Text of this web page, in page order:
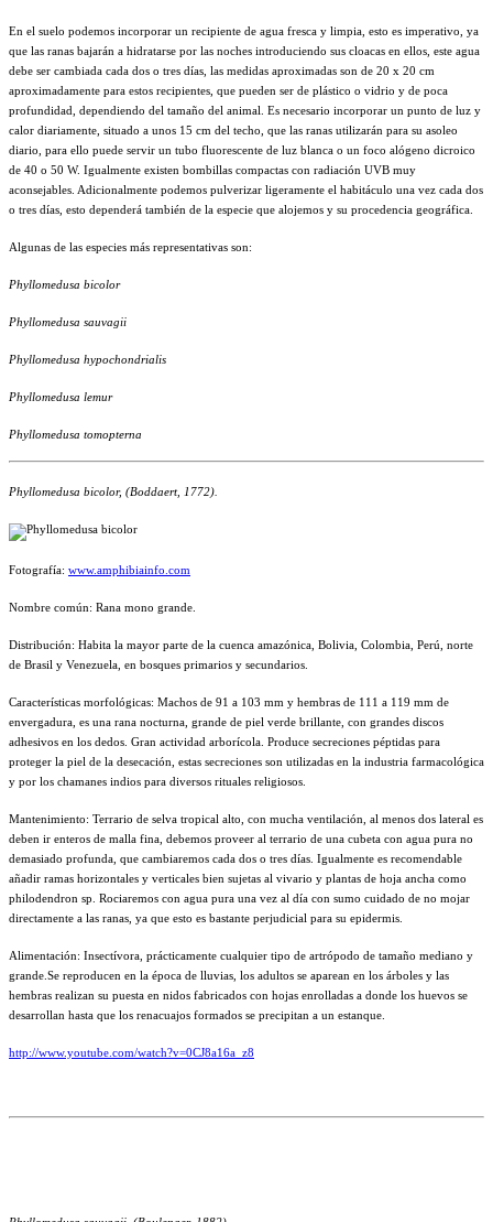
En el suelo podemos incorporar un recipiente de agua fresca y limpia, esto es imperativo, ya
que las ranas bajarán a hidratarse por las noches introduciendo sus cloacas en ellos, este agua
debe ser cambiada cada dos o tres días, las medidas aproximadas son de 20 x 20 cm
aproximadamente para estos recipientes, que pueden ser de plástico o vidrio y de poca
profundidad, dependiendo del tamaño del animal. Es necesario incorporar un punto de luz y
calor diariamente, situado a unos 15 cm del techo, que las ranas utilizarán para su asoleo
diario, para ello puede servir un tubo fluorescente de luz blanca o un foco alógeno dicroico
de 40 o 50 W. Igualmente existen bombillas compactas con radiación UVB muy
aconsejables. Adicionalmente podemos pulverizar ligeramente el habitáculo una vez cada dos
o tres días, esto dependerá también de la especie que alojemos y su procedencia geográfica.
Algunas de las especies más representativas son:
Phyllomedusa bicolor
Phyllomedusa sauvagii
Phyllomedusa hypochondrialis
Phyllomedusa lemur
Phyllomedusa tomopterna
Phyllomedusa bicolor, (Boddaert, 1772).
Fotografía: www.amphibiainfo.com
Nombre común: Rana mono grande.
Distribución: Habita la mayor parte de la cuenca amazónica, Bolivia, Colombia, Perú, norte
de Brasil y Venezuela, en bosques primarios y secundarios.
Características morfológicas: Machos de 91 a 103 mm y hembras de 111 a 119 mm de
envergadura, es una rana nocturna, grande de piel verde brillante, con grandes discos
adhesivos en los dedos. Gran actividad arborícola. Produce secreciones péptidas para
proteger la piel de la desecación, estas secreciones son utilizadas en la industria farmacológica
y por los chamanes indios para diversos rituales religiosos.
Mantenimiento: Terrario de selva tropical alto, con mucha ventilación, al menos dos lateral es
deben ir enteros de malla fina, debemos proveer al terrario de una cubeta con agua pura no
demasiado profunda, que cambiaremos cada dos o tres días. Igualmente es recomendable
añadir ramas horizontales y verticales bien sujetas al vivario y plantas de hoja ancha como
philodendron sp. Rociaremos con agua pura una vez al día con sumo cuidado de no mojar
directamente a las ranas, ya que esto es bastante perjudicial para su epidermis.
Alimentación: Insectívora, prácticamente cualquier tipo de artrópodo de tamaño mediano y
grande. Se reproducen en la época de lluvias, los adultos se aparean en los árboles y las
hembras realizan su puesta en nidos fabricados con hojas enrolladas a donde los huevos se
desarrollan hasta que los renacuajos formados se precipitan a un estanque.
http://www.youtube.com/watch?v=0CJ8a16a_z8